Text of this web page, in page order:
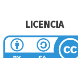
LICENCIA